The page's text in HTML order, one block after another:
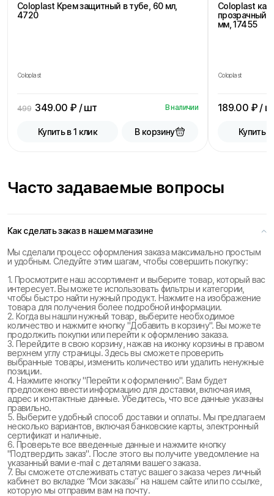
Coloplast Крем защитный в тубе, 60 мл,
4720
Coloplast
499 349.00 ₽ / шт В наличии
Купить в 1 клик В корзину
Coloplast
прозрачный,
мм, 17455
Coloplast
189.00 ₽ /
Купить в
Часто задаваемые вопросы
Как сделать заказ в нашем магазине
Мы сделали процесс оформления заказа максимально простым
и удобным. Следуйте этим шагам, чтобы совершить покупку:
1. Просмотрите наш ассортимент и выберите товар, который вас
интересует. Вы можете использовать фильтры и категории,
чтобы быстро найти нужный продукт. Нажмите на изображение
товара для получения более подробной информации.
2. Когда вы нашли нужный товар, выберите необходимое
количество и нажмите кнопку "Добавить в корзину". Вы можете
продолжить покупки или перейти к оформлению заказа.
3. Перейдите в свою корзину, нажав на иконку корзины в правом
верхнем углу страницы. Здесь вы сможете проверить
выбранные товары, изменить количество или удалить ненужные
позиции.
4. Нажмите кнопку "Перейти к оформлению". Вам будет
предложено ввести информацию для доставки, включая имя,
адрес и контактные данные. Убедитесь, что все данные указаны
правильно.
5. Выберите удобный способ доставки и оплаты. Мы предлагаем
несколько вариантов, включая банковские карты, электронный
сертификат и наличные.
6. Проверьте все введенные данные и нажмите кнопку
"Подтвердить заказ". После этого вы получите уведомление на
указанный вами e-mail с деталями вашего заказа.
7. Вы сможете отслеживать статус вашего заказа через личный
кабинет во вкладке “Мои заказы” на нашем сайте или по ссылке,
которую мы отправим вам на почту.